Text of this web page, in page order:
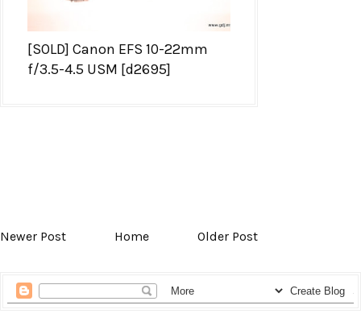
[SOLD] Canon EFS 10-22mm
f/3.5-4.5 USM [d2695]
Newer Post Home Older Post